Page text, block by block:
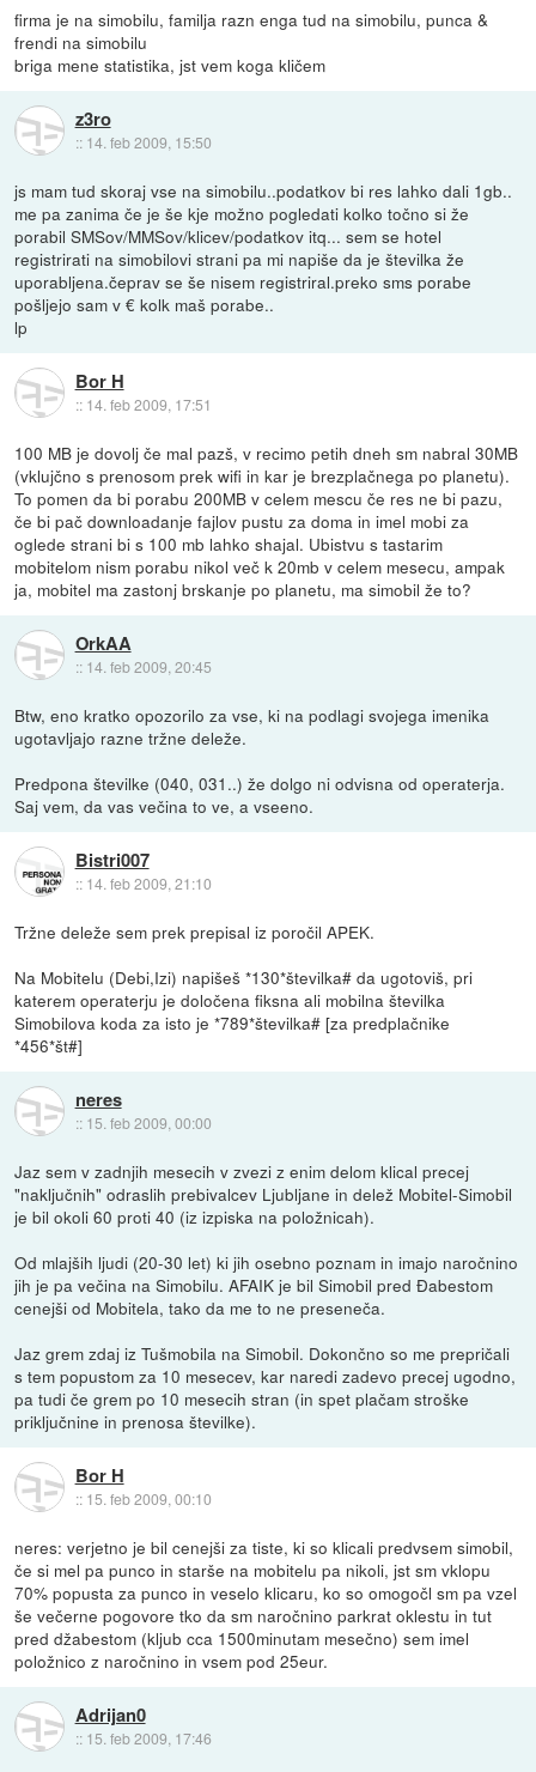
firma je na simobilu, familja razn enga tud na simobilu, punca &
frendi na simobilu
briga mene statistika, jst vem koga kličem
z3ro
:: 14. feb 2009, 15:50
js mam tud skoraj vse na simobilu..podatkov bi res lahko dali 1gb..
me pa zanima če je še kje možno pogledati kolko točno si že
porabil SMSov/MMSov/klicev/podatkov itq... sem se hotel
registrirati na simobilovi strani pa mi napiše da je številka že
uporabljena.čeprav se še nisem registriral.preko sms porabe
pošljejo sam v € kolk maš porabe..
lp
Bor H
:: 14. feb 2009, 17:51
100 MB je dovolj če mal pazš, v recimo petih dneh sm nabral 30MB
(vklujčno s prenosom prek wifi in kar je brezplačnega po planetu).
To pomen da bi porabu 200MB v celem mescu če res ne bi pazu,
če bi pač downloadanje fajlov pustu za doma in imel mobi za
oglede strani bi s 100 mb lahko shajal. Ubistvu s tastarim
mobitelom nism porabu nikol več k 20mb v celem mesecu, ampak
ja, mobitel ma zastonj brskanje po planetu, ma simobil že to?
OrkAA
:: 14. feb 2009, 20:45
Btw, eno kratko opozorilo za vse, ki na podlagi svojega imenika
ugotavljajo razne tržne deleže.
Predpona številke (040, 031..) že dolgo ni odvisna od operaterja.
Saj vem, da vas večina to ve, a vseeno.
Bistri007
:: 14. feb 2009, 21:10
Tržne deleže sem prek prepisal iz poročil APEK.
Na Mobitelu (Debi,Izi) napišeš *130*številka# da ugotoviš, pri
katerem operaterju je določena fiksna ali mobilna številka
Simobilova koda za isto je *789*številka# [za predplačnike
*456*št#]
neres
:: 15. feb 2009, 00:00
Jaz sem v zadnjih mesecih v zvezi z enim delom klical precej
"naključnih" odraslih prebivalcev Ljubljane in delež Mobitel-Simobil
je bil okoli 60 proti 40 (iz izpiska na položnicah).
Od mlajših ljudi (20-30 let) ki jih osebno poznam in imajo naročnino
jih je pa večina na Simobilu. AFAIK je bil Simobil pred Đabestom
cenejši od Mobitela, tako da me to ne preseneča.
Jaz grem zdaj iz Tušmobila na Simobil. Dokončno so me prepričali
s tem popustom za 10 mesecev, kar naredi zadevo precej ugodno,
pa tudi če grem po 10 mesecih stran (in spet plačam stroške
priključnine in prenosa številke).
Bor H
:: 15. feb 2009, 00:10
neres: verjetno je bil cenejši za tiste, ki so klicali predvsem simobil,
če si mel pa punco in starše na mobitelu pa nikoli, jst sm vklopu
70% popusta za punco in veselo klicaru, ko so omogočl sm pa vzel
še večerne pogovore tko da sm naročnino parkrat oklestu in tut
pred džabestom (kljub cca 1500minutam mesečno) sem imel
položnico z naročnino in vsem pod 25eur.
Adrijan0
:: 15. feb 2009, 17:46